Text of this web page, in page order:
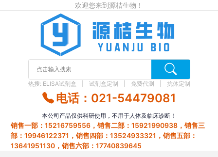
欢迎您来到源桔生物！
热搜: ELISA试剂盒 试剂盒定制 免费代测 抗体定制
电话：021-54479081
本公司产品仅供科研使用，不用于人体及临床诊断！
销售一部：15216759556，销售二部：15921990938，销售三
部：19946122371，销售四部：13524933321，销售五部：
13641951130，销售六部：17740839645